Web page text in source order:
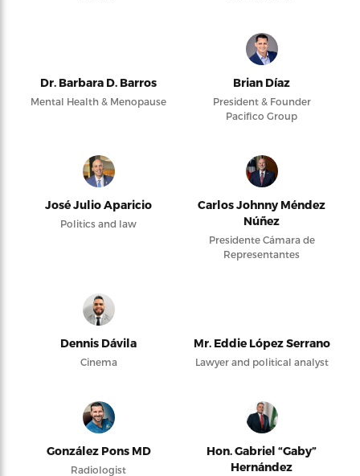
Dr. Barbara D. Barros
Mental Health & Menopause
Brian Díaz
President & Founder
Pacifico Group
José Julio Aparicio
Politics and law
Carlos Johnny Méndez
Núñez
Presidente Cámara de
Representantes
Dennis Dávila
Cinema
Mr. Eddie López Serrano
Lawyer and political analyst
González Pons MD
Radiologist
Hon. Gabriel “Gaby”
Hernández